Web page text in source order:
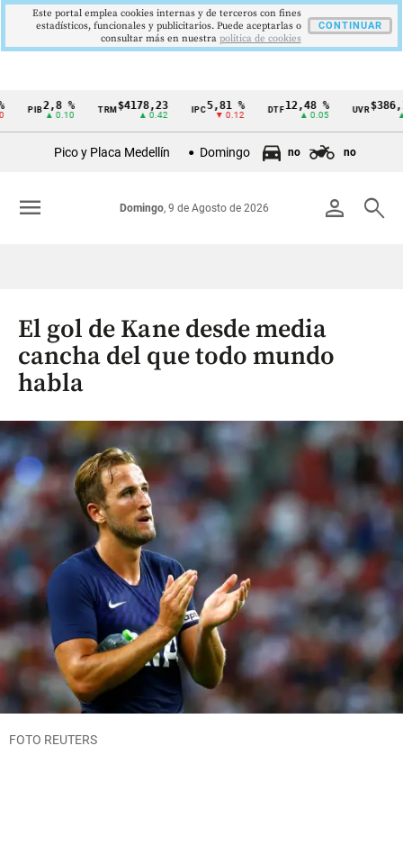
Cintillo
Colombia
2,8 %
▲ 0.10
TRM $4178,23
▲ 0.42
IPC 5,81 %
▼ 0.12
DTF 12,48 %
▲ 0.05
UVR $386,1273
▲ 0.03
Pico y Placa Medellín Domingo no no
person search
Domingo, 9 de Agosto de 2026
menu
El gol de Kane desde media
cancha del que todo mundo
habla
FOTO REUTERS
Este portal emplea cookies internas y de terceros con fines
estadísticos, funcionales y publicitarios. Puede aceptarlas o
consultar más en nuestra politica de cookies
CONTINUAR